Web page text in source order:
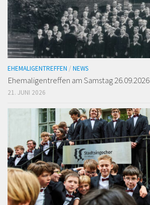
EHEMALIGENTREFFEN / NEWS
Ehemaligen­treffen am Samstag 26.09.2026
21. JUNI 2026